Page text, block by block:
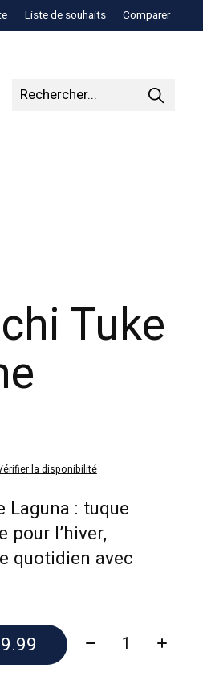
Liste de souhaits Comparer
Tuke
la disponibilité
Laguna : tuque
pour l’hiver,
quotidien avec
Quantité: